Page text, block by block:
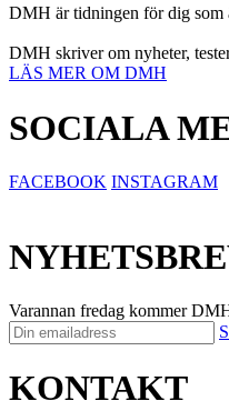
DMH är tidningen för dig som
DMH skriver om nyheter,
LÄS MER OM DMH
SOCIALA
FACEBOOK INSTAGRAM
Varannan fredag kommer
KONTAKT